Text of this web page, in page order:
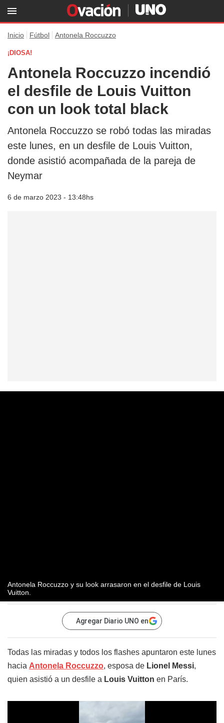
Inicio Fútbol Antonela Roccuzzo
¡DIOSA!
Antonela Roccuzzo incendió
el desfile de Louis Vuitton
con un look total black
Antonela Roccuzzo se robó todas las miradas
este lunes, en un desfile de Louis Vuitton,
donde asistió acompañada de la pareja de
Neymar
6 de marzo 2023 - 13:48hs
Antonela Roccuzzo y su look arrasaron en el desfile de Louis
Vuitton.
Agregar Diario UNO en
Todas las miradas y todos los flashes apuntaron este lunes
hacia Antonela Roccuzzo, esposa de Lionel Messi,
quien asistió a un desfile a Louis Vuitton en París.